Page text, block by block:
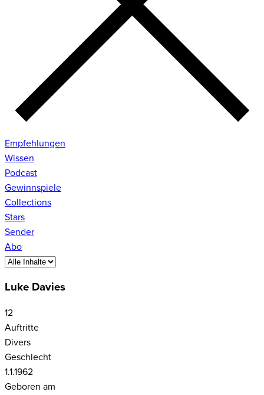
Empfehlungen
Wissen
Podcast
Gewinnspiele
Collections
Stars
Sender
Abo
Luke Davies
12
Auftritte
Divers
Geschlecht
1.1.1962
Geboren am